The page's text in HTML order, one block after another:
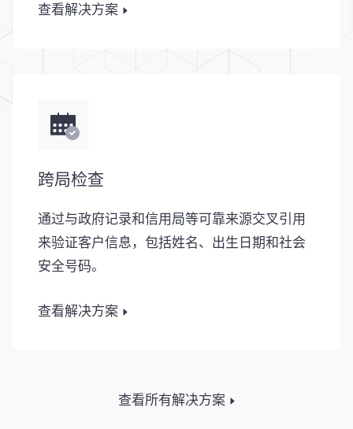
查看解决方案
跨局检查
通过与政府记录和信用局等可靠来源交叉引用
来验证客户信息，包括姓名、出生日期和社会
安全号码。
查看解决方案
查看所有解决方案